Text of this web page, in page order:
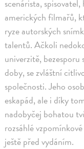
scenárista,
amerických filmařů,
ryze autorských
talentů. Ačkoli
univerzitě,
doby, se zvláštní
společnosti. Jeho
eskapád, ale i díky
nadobyčej bohatou
rozsáhlé
ještě před vydáním.